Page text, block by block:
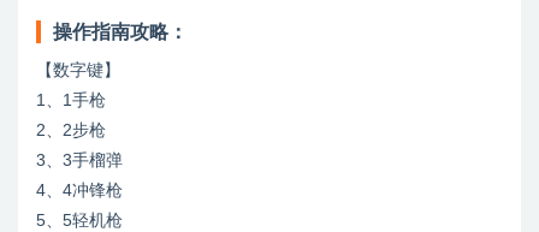
操作指南攻略：
【数字键】
1、1手枪
2、2步枪
3、3手榴弹
4、4冲锋枪
5、5轻机枪